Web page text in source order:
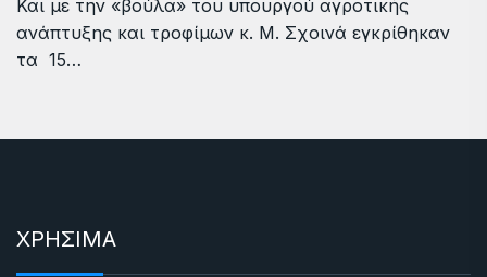
Και με την «βούλα» του υπουργού αγροτικής
ανάπτυξης και τροφίμων κ. Μ. Σχοινά εγκρίθηκαν
τα 15…
ΧΡΗΣΙΜΑ